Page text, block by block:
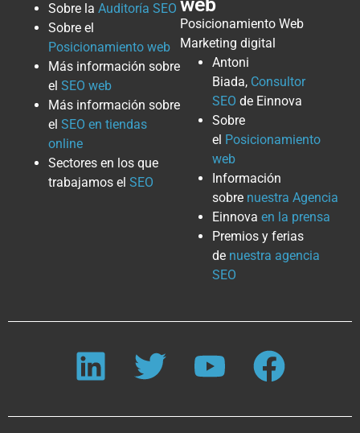
Sobre la Auditoría SEO
Sobre el
Posicionamiento web
Más información sobre
el SEO web
Más información sobre
el SEO en tiendas
online
Sectores en los que
trabajamos el SEO
Posicionamiento Web
Marketing digital
Antoni
Biada, Consultor
SEO de Einnova
Sobre
el Posicionamiento
web
Información
sobre nuestra Agencia
Einnova en la prensa
Premios y ferias
de nuestra agencia
SEO